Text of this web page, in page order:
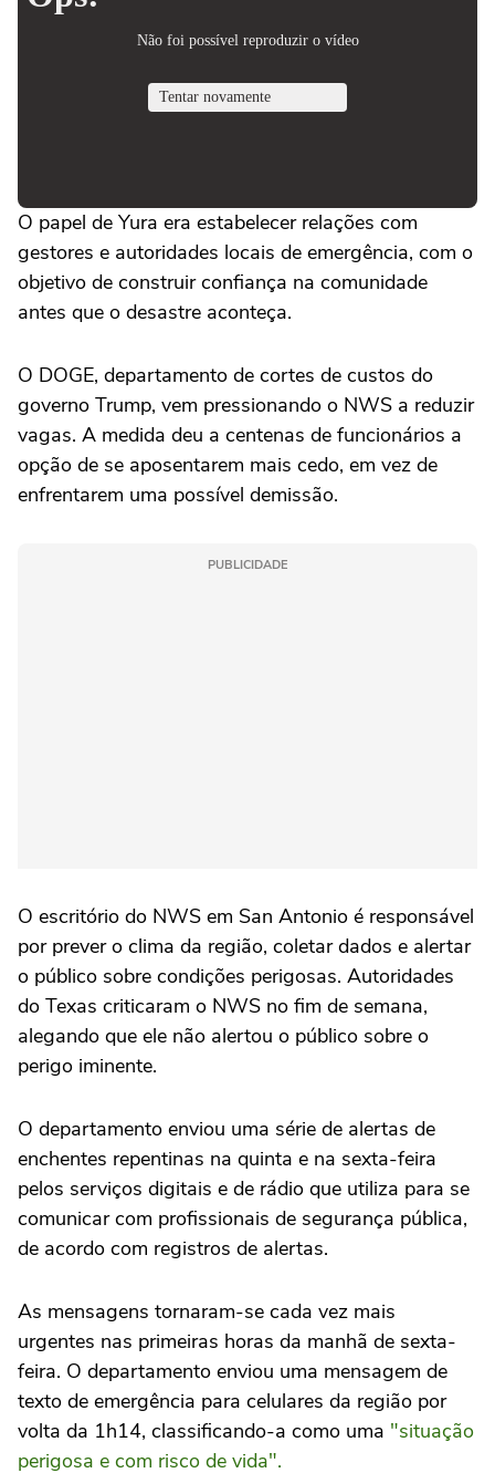
O papel de Yura era estabelecer relações com
gestores e autoridades locais de emergência, com o
objetivo de construir confiança na comunidade
antes que o desastre aconteça.
O DOGE, departamento de cortes de custos do
governo Trump, vem pressionando o NWS a reduzir
vagas. A medida deu a centenas de funcionários a
opção de se aposentarem mais cedo, em vez de
enfrentarem uma possível demissão.
PUBLICIDADE
O escritório do NWS em San Antonio é responsável
por prever o clima da região, coletar dados e alertar
o público sobre condições perigosas. Autoridades
do Texas criticaram o NWS no fim de semana,
alegando que ele não alertou o público sobre o
perigo iminente.
O departamento enviou uma série de alertas de
enchentes repentinas na quinta e na sexta-feira
pelos serviços digitais e de rádio que utiliza para se
comunicar com profissionais de segurança pública,
de acordo com registros de alertas.
As mensagens tornaram-se cada vez mais
urgentes nas primeiras horas da manhã de sexta-
feira. O departamento enviou uma mensagem de
texto de emergência para celulares da região por
volta da 1h14, classificando-a como uma "situação
perigosa e com risco de vida".